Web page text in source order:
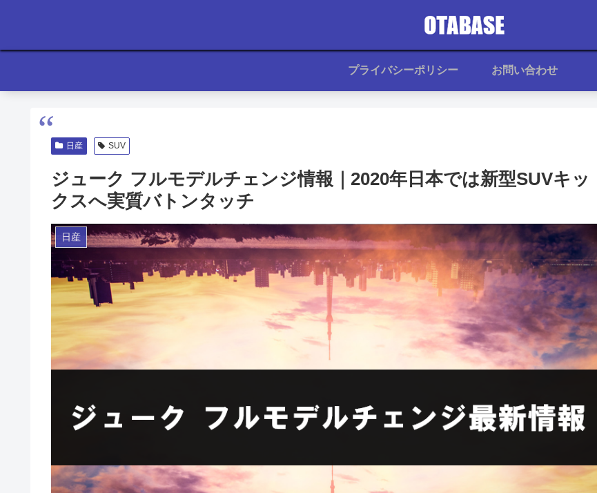
プライバシーポリシー お問い合わせ
日産 SUV
ジューク フルモデルチェンジ情報｜2020年日本では新型SUVキッ
クスへ実質バトンタッチ
日産